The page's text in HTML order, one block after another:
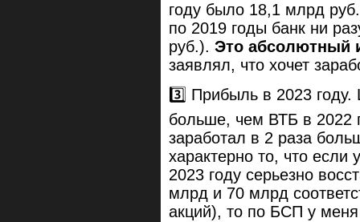
году было 18,1 млрд
по 2019 годы банк ни
руб.). Это абсолютный
заявлял, что хочет
3️⃣ Прибыль в 2023
больше, чем ВТБ в 2022
заработал в 2 раза
характерно то, что
2023 году серьезно
млрд и 70 млрд
акций), то по БСП у меня